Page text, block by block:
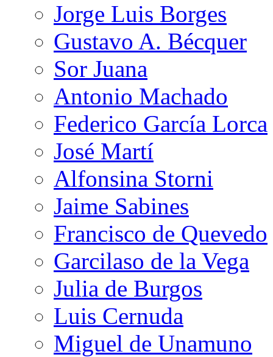
Jorge Luis Borges
Gustavo A. Bécquer
Sor Juana
Antonio Machado
Federico García Lorca
José Martí
Alfonsina Storni
Jaime Sabines
Francisco de Quevedo
Garcilaso de la Vega
Julia de Burgos
Luis Cernuda
Miguel de Unamuno